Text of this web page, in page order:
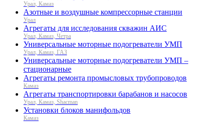
Урал, Камаз
Азотные и воздушные компрессорные станции
Урал
Агрегаты для исследования скважин АИС
Урал, Камаз, Четра
Универсальные моторные подогреватели УМП
Урал, Камаз, ГАЗ
Универсальные моторные подогреватели УМП –
стационарные
Агрегаты ремонта промысловых трубопроводов
Камаз
Агрегаты транспортировки барабанов и насосов
Урал, Камаз, Shacman
Установки блоков манифольдов
Камаз